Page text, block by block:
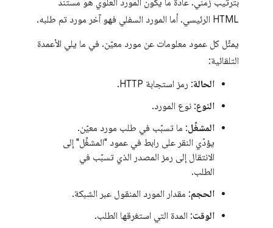
بترتيب زمني. عادةً ما يكون المورد العلوي هو مستند
HTML الرئيسي. أما المورد السفلي فهو آخر مورد تم طلبه.
يمثّل كل عمود معلومات عن مورد معيّن. في ما يلي الأعمدة
التلقائية:
الحالة: رمز استجابة HTTP.
النوع: نوع المورد.
المشغِّل: ما تسبّب في طلب مورد معيّن.
يؤدّي النقر على رابط في عمود "المشغِّل" إلى
الانتقال إلى رمز المصدر الذي تسبّب في
الطلب.
الحجم: مقدار المورد المنقول عبر الشبكة.
الوقت: المدة التي استغرقها الطلب.